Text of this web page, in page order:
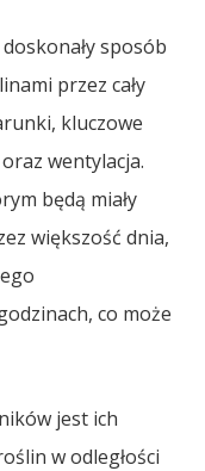
sposób
przez cały
kluczowe
wentylacja.
będą miały
większość dnia,
co może
jest ich
w odległości